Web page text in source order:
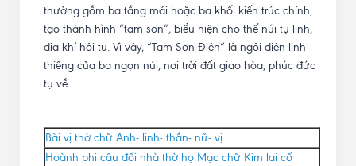
thường gồm ba tầng mái hoặc ba khối kiến trúc chính,
tạo thành hình “tam sơn”, biểu hiện cho thế núi tụ linh,
địa khí hội tụ. Vì vậy, “Tam Sơn Điện” là ngôi điện linh
thiêng của ba ngọn núi, nơi trời đất giao hòa, phúc đức
tụ về.
Bài vị thờ chữ Anh- linh- thần- nữ- vị
Hoành phi câu đối nhà thờ họ Mạc chữ Kim lai cổ